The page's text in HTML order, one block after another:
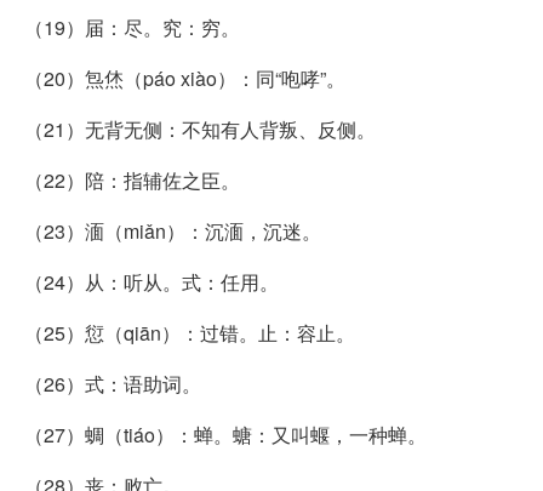
（19）届：尽。究：穷。
（20）炰烋（páo xiào）：同“咆哮”。
（21）无背无侧：不知有人背叛、反侧。
（22）陪：指辅佐之臣。
（23）湎（miǎn）：沉湎，沉迷。
（24）从：听从。式：任用。
（25）愆（qiān）：过错。止：容止。
（26）式：语助词。
（27）蜩（tiáo）：蝉。螗：又叫蝘，一种蝉。